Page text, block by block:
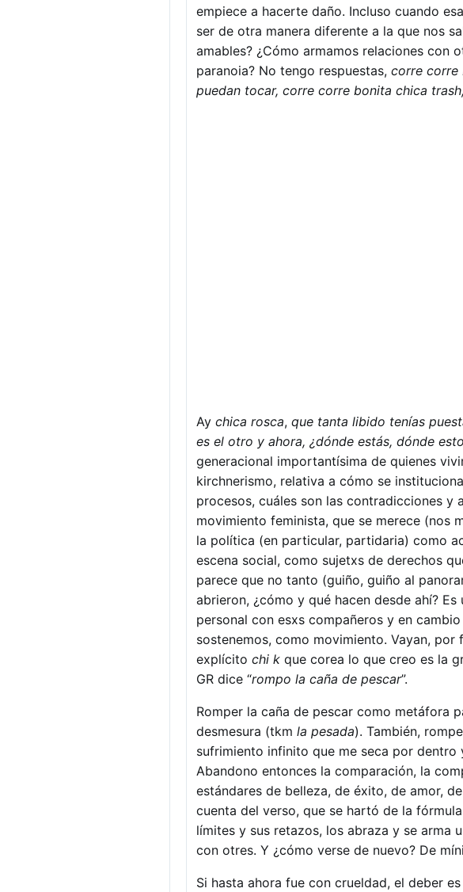
empiece a hacerte daño. Incluso cuando
ser de otra manera diferente a la que nos
amables? ¿Cómo armamos relaciones con
paranoia? No tengo respuestas, corre corre
puedan tocar, corre corre bonita chica
Ay chica rosca, que tanta libido tenías
es el otro y ahora, ¿dónde estás, dónde
generacional importantísima de quienes
kirchnerismo, relativa a cómo se
procesos, cuáles son las contradicciones y
movimiento feminista, que se merece (nos
la política (en particular, partidaria) como
escena social, como sujetxs de derechos
parece que no tanto (guiño, guiño al
abrieron, ¿cómo y qué hacen desde ahí?
personal con esxs compañeros y en
sostenemos, como movimiento. Vayan,
explícito chi k que corea lo que creo es la
GR dice “rompo la caña de pescar”.
Romper la caña de pescar como metáfora
desmesura (tkm la pesada). También,
sufrimiento infinito que me seca por
Abandono entonces la comparación, la
estándares de belleza, de éxito, de amor,
cuenta del verso, que se hartó de la
límites y sus retazos, los abraza y se arma
con otres. Y ¿cómo verse de nuevo? De
Si hasta ahora fue con crueldad, el deber